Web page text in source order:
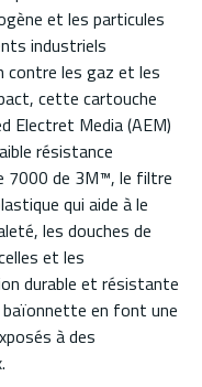
et les particules
industriels
contre les gaz et les
cette cartouche
Electret Media (AEM)
résistance
7000 de 3M™, le filtre
qui aide à le
les douches de
et les
durable et résistante
baïonnette en font une
à des